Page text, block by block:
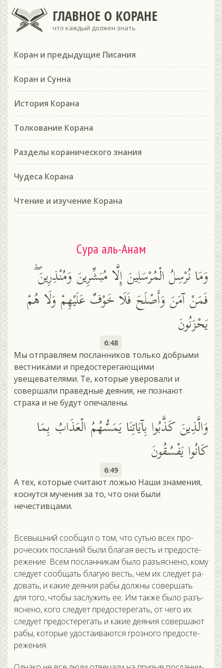
ГЛАВНОЕ О КОРАНЕ
что каждый должен знать
Коран и предыдущие Писания
Коран и Сунна
История Корана
Толкование Корана
Разделы коранического знания
Чудеса Корана
Чтение и изучение Корана
Сура аль-Анам
وَمَا نُرْسِلُ الْمُرْسَلِينَ إِلَّا مُبَشِّرِينَ وَمُنْذِرِينَ ۖ
فَمَنْ آمَنَ وَأَصْلَحَ فَلَا خَوْفٌ عَلَيْهِمْ وَلَا هُمْ
يَحْزَنُونَ
6:48
Мы отправляем посланников только добрыми
вестниками и предостерегающими
увещевателями. Те, которые уверовали и
совершали праведные деяния, не познают
страха и не будут опечалены.
وَالَّذِينَ كَذَّبُوا بِآيَاتِنَا يَمَسُّهُمُ الْعَذَابُ بِمَا
كَانُوا يَفْسُقُونَ
6:49
А тех, которые считают ложью Наши знамения,
коснутся мучения за то, что они были
нечестивцами.
Все­выш­ний со­об­щил о том, что сутью всех про­
рочес­ких пос­ла­ний бы­ли бла­гая весть и пре­дос­те­
реже­ние. Всем пос­ланни­кам бы­ло разъ­яс­не­но, ко­му
сле­ду­ет со­об­щать бла­гую весть, чем их сле­ду­ет ра­
довать, и ка­кие де­яния ра­бы дол­жны со­вер­шать
для то­го, что­бы зас­лу­жить ее. Им так­же бы­ло разъ­
яс­не­но, ко­го сле­ду­ет пре­дос­те­регать, от че­го их
сле­ду­ет пре­дос­те­регать и ка­кие де­яния со­вер­ша­ют
ра­бы, ко­торые удос­та­ива­ют­ся гроз­но­го пре­дос­те­
реже­ния.